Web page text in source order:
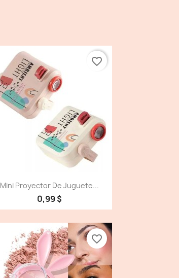
Vista detallada
Mini Proyector De Juguete...
0,99 $
favorite_border
favorite_border